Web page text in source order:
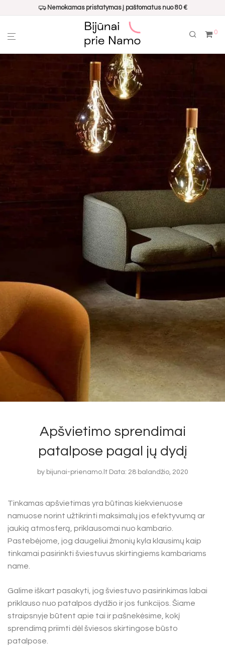
Nemokamas pristatymas į paštomatus nuo 80 €
0
Apšvietimo sprendimai
patalpose pagal jų dydį
by bijunai-prienamo.lt Data: 28 balandžio, 2020
Tinkamas apšvietimas yra būtinas kiekvienuose
namuose norint užtikrinti maksimalų jos efektyvumą ar
jaukią atmosferą, priklausomai nuo kambario.
Pastebėjome, jog daugeliui žmonių kyla klausimų kaip
tinkamai pasirinkti šviestuvus skirtingiems kambariams
name.
Galime iškart pasakyti, jog šviestuvo pasirinkimas labai
priklauso nuo patalpos dydžio ir jos funkcijos. Šiame
straipsnyje būtent apie tai ir pašnekėsime, kokį
sprendimą priimti dėl šviesos skirtingose būsto
patalpose.